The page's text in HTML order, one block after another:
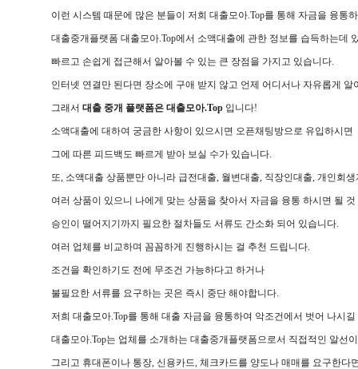
이런 시스템 때문에 많은 분들이 저희 대출모아.Top를 통해 자금을 융통
대출중개플랫폼 대출모아.Top에서 소액대출에 관한 정보를 습득하는데
빠르고 손쉽게 접근해서 알아볼 수 있는 큰 장점을 가지고 있습니다.
인터넷 연결만 된다면 장소에 구애 받지 않고 언제 어디서나 자유롭게 알
그래서 대출 중개 플랫폼은 대출모아.Top 입니다!
소액대출에 대하여 궁금한 사항이 있으시면 오픈채팅방으로 유입하시면
그에 따른 피드백도 빠르게 받아 보실 수가 있습니다.
또, 소액대출 상품뿐만 아니라 급전대출, 월변대출, 직장인대출, 개인회생
여러 상품이 있으니 나에게 맞는 상품을 찾아서 자금을 융통 하시면 될 것
승인이 떨어지기까지 필요한 절차들도 서류도 간소화 되어 있습니다.
여러 업체를 비교하며 꼼꼼하게 진행하시는 걸 추천 드립니다.
조건을 확인하기도 전에 무조건 가능하다고 하거나
불필요한 서류를 요구하는 곳은 즉시 중단 해야합니다.
저희 대출모아.Top를 통해 대출 자금을 융통하여 악조건에서 벗어 나시길
대출모아.Top는 업체를 소개하는 대출중개플랫폼으로서 직접적인 알선
그리고 휴대폰이나 통장, 신용카드, 체크카드를 양도나 매매를 요구한다